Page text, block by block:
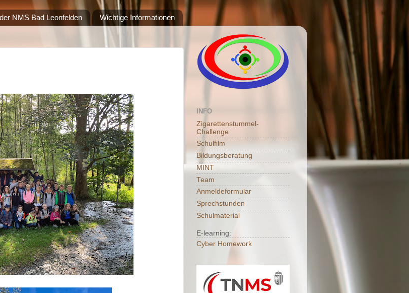
NMS Bad Leonfelden Wichtige Informationen
INFO
Zigarettenstummel-
Challenge
Schulfilm
Bildungsberatung
MINT
Team
Anmeldeformular
Sprechstunden
Schulmaterial
E-learning:
Cyber Homework